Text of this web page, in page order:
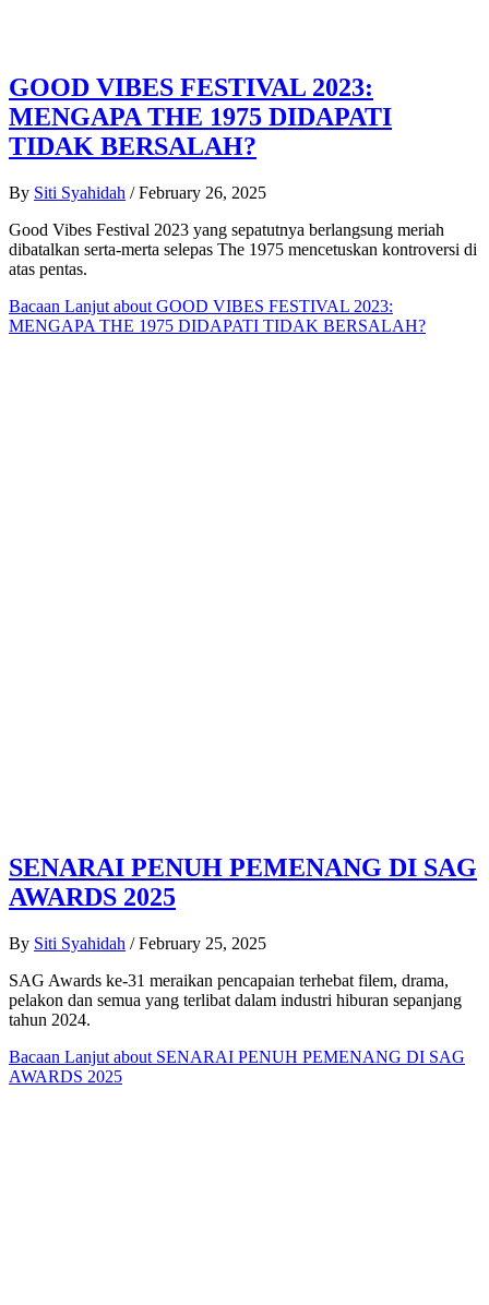
GOOD VIBES FESTIVAL 2023:
MENGAPA THE 1975 DIDAPATI
TIDAK BERSALAH?
By Siti Syahidah / February 26, 2025
Good Vibes Festival 2023 yang sepatutnya berlangsung meriah
dibatalkan serta-merta selepas The 1975 mencetuskan kontroversi di
atas pentas.
Bacaan Lanjut about GOOD VIBES FESTIVAL 2023:
MENGAPA THE 1975 DIDAPATI TIDAK BERSALAH?
SENARAI PENUH PEMENANG DI SAG
AWARDS 2025
By Siti Syahidah / February 25, 2025
SAG Awards ke-31 meraikan pencapaian terhebat filem, drama,
pelakon dan semua yang terlibat dalam industri hiburan sepanjang
tahun 2024.
Bacaan Lanjut about SENARAI PENUH PEMENANG DI SAG
AWARDS 2025